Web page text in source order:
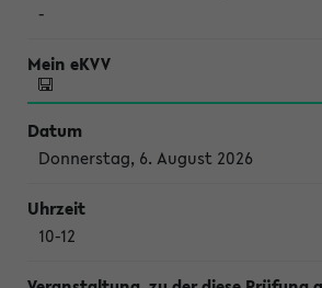
-
Donnerstag, 6. August 2026
10-12